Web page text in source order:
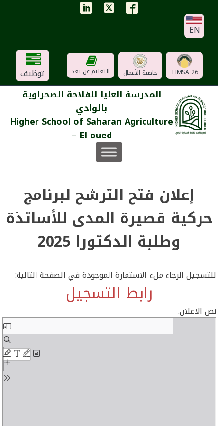
EN
TIMSA 26 حاضنة الأعمال التعليم عن بعد توظيف
المدرسة العليا للفلاحة الصحراوية
بالوادي
Higher School of Saharan Agriculture
– El oued
إعلان فتح الترشح لبرنامج
حركية قصيرة المدى للأساتذة
وطلبة الدكتورا 2025
للتسجيل الرجاء ملء الاستمارة الموجودة في الصفحة التالية:
رابط التسجيل
نص الاعلان:
Skip
to
PDF
content